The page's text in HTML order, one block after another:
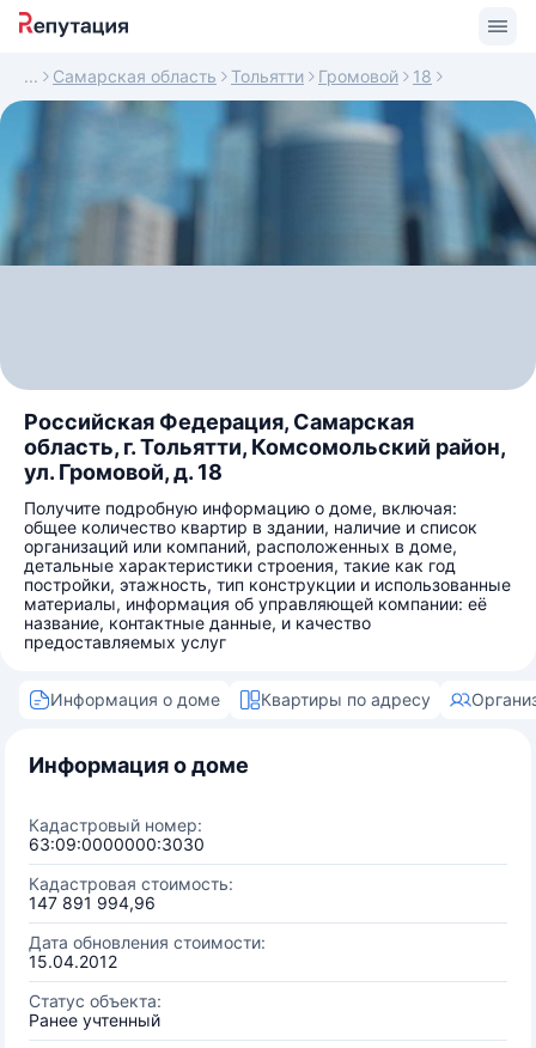
Самарская область Тольятти Громовой 18
Российская Федерация, Самарская
область, г. Тольятти, Комсомольский район,
ул. Громовой, д. 18
Получите подробную информацию о доме, включая:
общее количество квартир в здании, наличие и список
организаций или компаний, расположенных в доме,
детальные характеристики строения, такие как год
постройки, этажность, тип конструкции и использованные
материалы, информация об управляющей компании: её
название, контактные данные, и качество
предоставляемых услуг
Информация о доме Квартиры по адресу
Информация о доме
Кадастровый номер:
63:09:0000000:3030
Кадастровая стоимость:
147 891 994,96
Дата обновления стоимости:
15.04.2012
Статус объекта:
Ранее учтенный